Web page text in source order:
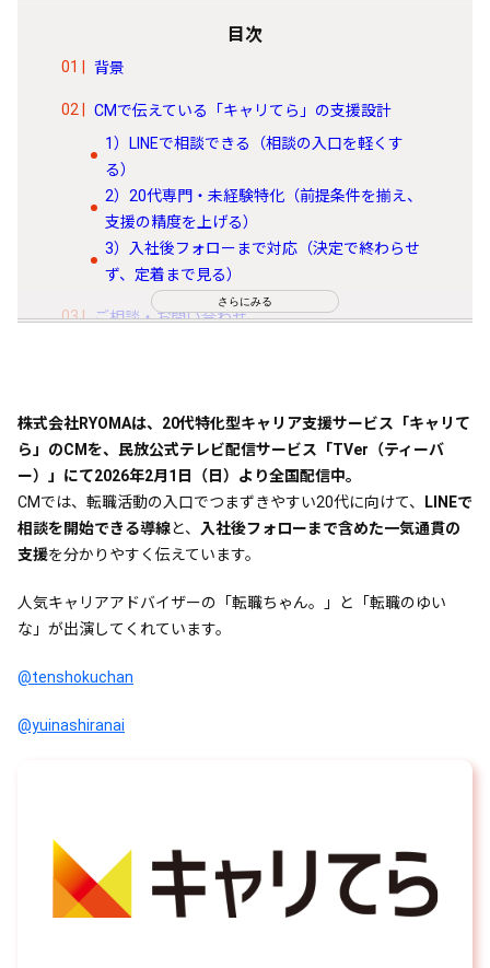
目次
背景
CMで伝えている「キャリてら」の支援設計
1）LINEで相談できる（相談の入口を軽くす
る）
2）20代専門・未経験特化（前提条件を揃え、
支援の精度を上げる）
3）入社後フォローまで対応（決定で終わらせ
ず、定着まで見る）
ご相談・お問い合わせ
さらにみる
株式会社RYOMAは、20代特化型キャリア支援サービス「キャリて
ら」のCMを、民放公式テレビ配信サービス「TVer（ティーバ
ー）」にて2026年2月1日（日）より全国配信中。
CMでは、転職活動の入口でつまずきやすい20代に向けて、
LINEで
相談を開始できる導線と、 入社後フォローまで含めた一気通貫の
支援を分かりやすく伝えています。
人気キャリアアドバイザーの「転職ちゃん。」と「転職のゆい
な」が出演してくれています。
@tenshokuchan
@yuinashiranai